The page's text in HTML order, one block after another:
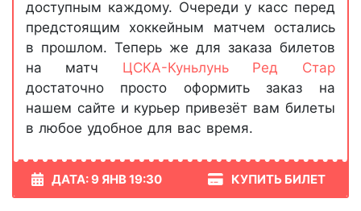
доступным каждому. Очереди у касс перед
предстоящим хоккейным матчем остались
в прошлом. Теперь же для заказа билетов
на матч ЦСКА-Куньлунь Ред Стар
достаточно просто оформить заказ на
нашем сайте и курьер привезёт вам билеты
в любое удобное для вас время.
ДАТА: 9 ЯНВ 19:30 КУПИТЬ БИЛЕТ